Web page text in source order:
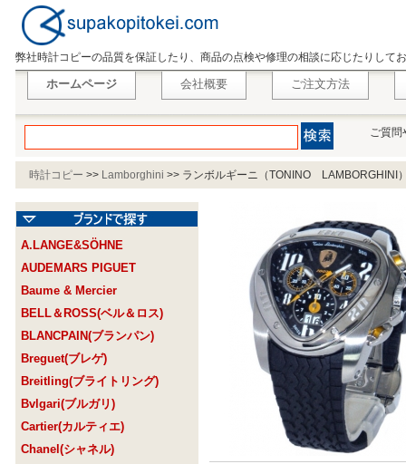
弊社時計コピーの品質を保証したり、商品の点検や修理の相談に応じたりして
ホームページ 会社概要 ご注文方法
ご質問
時計コピー >> Lamborghini >> ランボルギーニ（TONINO
A.LANGE&SÖHNE
AUDEMARS PIGUET
Baume & Mercier
BELL＆ROSS(ベル＆ロス)
BLANCPAIN(ブランパン)
Breguet(ブレゲ)
Breitling(ブライトリング)
Bvlgari(ブルガリ)
Cartier(カルティエ)
Chanel(シャネル)